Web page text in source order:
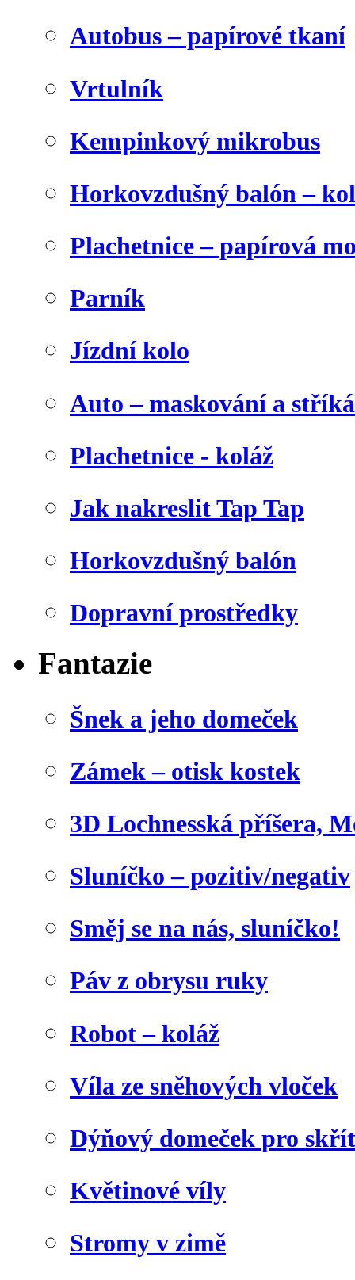
Autobus – papírové tkaní
Vrtulník
Kempinkový mikrobus
Horkovzdušný balón –
Plachetnice – papírová
Parník
Jízdní kolo
Auto – maskování a
Plachetnice - koláž
Jak nakreslit Tap Tap
Horkovzdušný balón
Dopravní prostředky
Fantazie
Šnek a jeho domeček
Zámek – otisk kostek
3D Lochnesská příšera,
Sluníčko – pozitiv/negativ
Směj se na nás, sluníčko!
Páv z obrysu ruky
Robot – koláž
Víla ze sněhových vloček
Dýňový domeček pro
Květinové víly
Stromy v zimě